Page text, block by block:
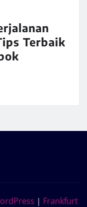
Terbaik
| Frankfurt